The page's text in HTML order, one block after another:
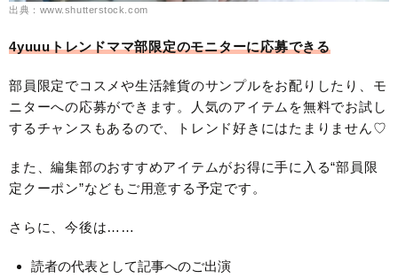
出典：www.shutterstock.com
4yuuuトレンドママ部限定のモニターに応募できる
部員限定でコスメや生活雑貨のサンプルをお配りしたり、モ
ニターへの応募ができます。人気のアイテムを無料でお試し
するチャンスもあるので、トレンド好きにはたまりません♡
また、編集部のおすすめアイテムがお得に手に入る“部員限
定クーポン”などもご用意する予定です。
さらに、今後は……
読者の代表として記事へのご出演